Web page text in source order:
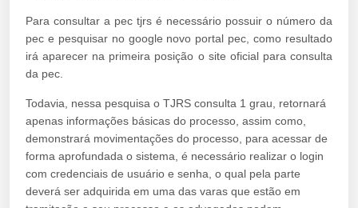
Para consultar a pec tjrs é necessário possuir o número da
pec e pesquisar no google novo portal pec, como resultado
irá aparecer na primeira posição o site oficial para consulta
da pec.
Todavia, nessa pesquisa o TJRS consulta 1 grau, retornará
apenas informações básicas do processo, assim como,
demonstrará movimentações do processo, para acessar de
forma aprofundada o sistema, é necessário realizar o login
com credenciais de usuário e senha, o qual pela parte
deverá ser adquirida em uma das varas que estão em